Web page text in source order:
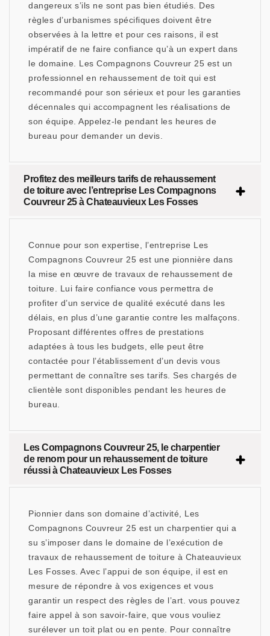
dangereux s’ils ne sont pas bien étudiés. Des
règles d’urbanismes spécifiques doivent être
observées à la lettre et pour ces raisons, il est
impératif de ne faire confiance qu’à un expert dans
le domaine. Les Compagnons Couvreur 25 est un
professionnel en rehaussement de toit qui est
recommandé pour son sérieux et pour les garanties
décennales qui accompagnent les réalisations de
son équipe. Appelez-le pendant les heures de
bureau pour demander un devis.
Profitez des meilleurs tarifs de rehaussement
de toiture avec l’entreprise Les Compagnons
Couvreur 25 à Chateauvieux Les Fosses
Connue pour son expertise, l’entreprise Les
Compagnons Couvreur 25 est une pionnière dans
la mise en œuvre de travaux de rehaussement de
toiture. Lui faire confiance vous permettra de
profiter d’un service de qualité exécuté dans les
délais, en plus d’une garantie contre les malfaçons.
Proposant différentes offres de prestations
adaptées à tous les budgets, elle peut être
contactée pour l’établissement d’un devis vous
permettant de connaître ses tarifs. Ses chargés de
clientèle sont disponibles pendant les heures de
bureau.
Les Compagnons Couvreur 25, le charpentier
de renom pour un rehaussement de toiture
réussi à Chateauvieux Les Fosses
Pionnier dans son domaine d’activité, Les
Compagnons Couvreur 25 est un charpentier qui a
su s’imposer dans le domaine de l’exécution de
travaux de rehaussement de toiture à Chateauvieux
Les Fosses. Avec l’appui de son équipe, il est en
mesure de répondre à vos exigences et vous
garantir un respect des règles de l’art. vous pouvez
faire appel à son savoir-faire, que vous vouliez
surélever un toit plat ou en pente. Pour connaître